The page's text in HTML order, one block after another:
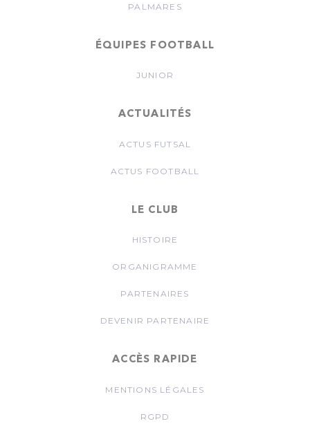
PALMARES
ÉQUIPES FOOTBALL
JUNIOR
ACTUALITÉS
ACTUS FUTSAL
ACTUS FOOTBALL
LE CLUB
HISTOIRE
ORGANIGRAMME
PARTENAIRES
DEVENIR PARTENAIRE
ACCÈS RAPIDE
MENTIONS LÉGALES
RGPD